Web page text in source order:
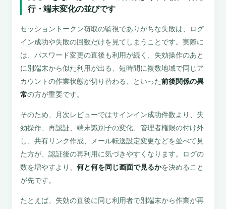
行・端末変化の並びです
セッショントークン窃取の監視でありがちな失敗は、ログ
イン成功や失敗の回数だけを見てしまうことです。実際に
は、パスワード変更の直後も利用が続く、失効操作のあと
に別端末から似た利用が出る、短時間に複数地域で同じア
カウントの作業状態が切り替わる、といった前後関係の異
常の方が重要です。
そのため、月次レビューではサインイン成功件数より、失
効操作、再認証、端末識別子の変化、管理者権限の付け外
し、共有リンク作成、メール転送設定変更などを並べて見
た方が、認証後の再利用に気づきやすくなります。ログの
数を増やすより、何と何を同じ画面で見るかを決めること
が先です。
たとえば、失効の直後に同じ利用者で別端末から作業が再